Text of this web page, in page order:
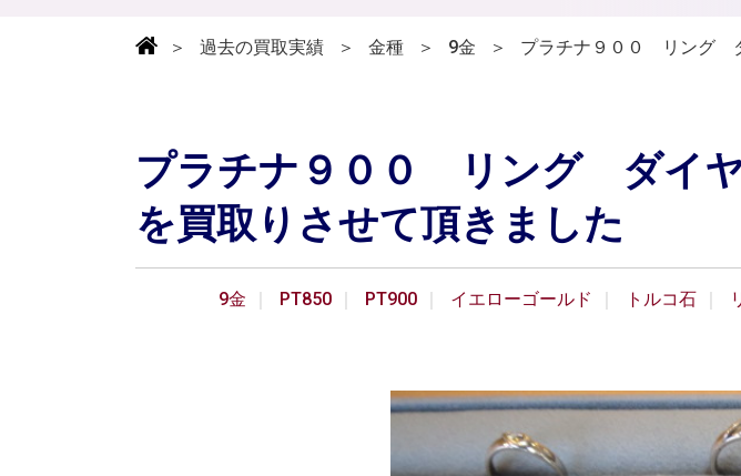
＞ 過去の買取実績 ＞ 金種 ＞ 9金 ＞ プラチナ９００ リング
プラチナ９００ リング ダイ
を買取りさせて頂きました
9金 PT850 PT900 イエローゴールド トルコ石